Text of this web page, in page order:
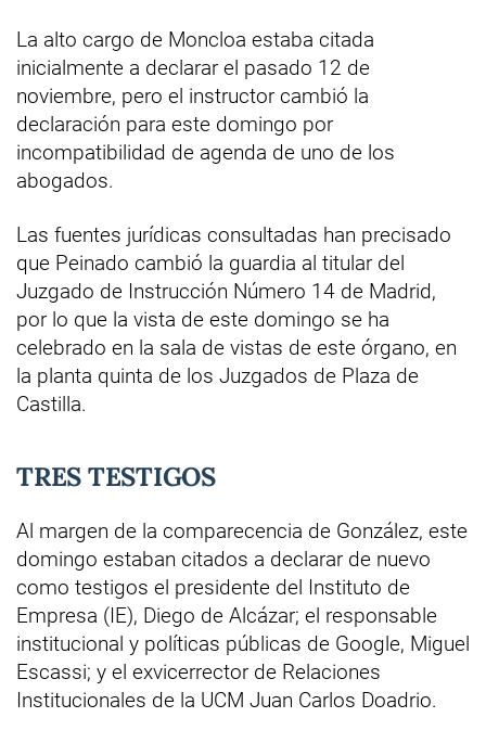
La alto cargo de Moncloa estaba citada
inicialmente a declarar el pasado 12 de
noviembre, pero el instructor cambió la
declaración para este domingo por
incompatibilidad de agenda de uno de los
abogados.
Las fuentes jurídicas consultadas han precisado
que Peinado cambió la guardia al titular del
Juzgado de Instrucción Número 14 de Madrid,
por lo que la vista de este domingo se ha
celebrado en la sala de vistas de este órgano, en
la planta quinta de los Juzgados de Plaza de
Castilla.
TRES TESTIGOS
Al margen de la comparecencia de González, este
domingo estaban citados a declarar de nuevo
como testigos el presidente del Instituto de
Empresa (IE), Diego de Alcázar; el responsable
institucional y políticas públicas de Google, Miguel
Escassi; y el exvicerrector de Relaciones
Institucionales de la UCM Juan Carlos Doadrio.